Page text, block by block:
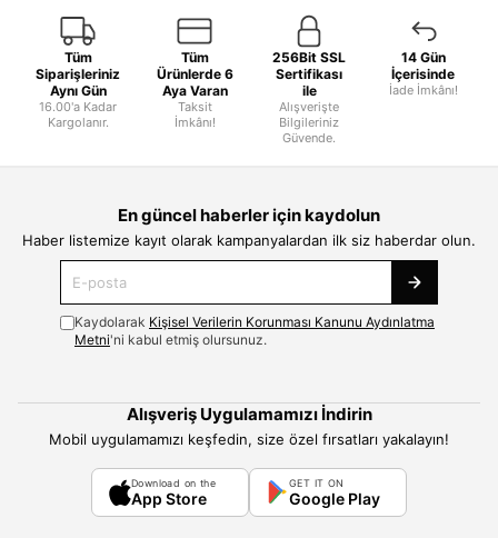
Tüm
Siparişleriniz
Aynı Gün
16.00'a Kadar
Kargolanır.
Tüm
Ürünlerde 6
Aya Varan
Taksit
İmkânı!
256Bit SSL
Sertifikası
ile
Alışverişte
Bilgileriniz
Güvende.
14 Gün
İçerisinde
İade İmkânı!
En güncel haberler için kaydolun
Haber listemize kayıt olarak kampanyalardan ilk siz haberdar olun.
Kaydolarak Kişisel Verilerin Korunması Kanunu Aydınlatma
Metni'ni kabul etmiş olursunuz.
Alışveriş Uygulamamızı İndirin
Mobil uygulamamızı keşfedin, size özel fırsatları yakalayın!
Download on the
App Store
GET IT ON
Google Play